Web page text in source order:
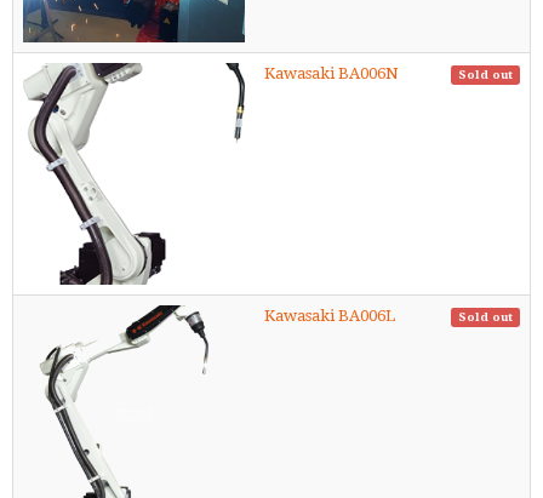
Kawasaki BA006N Sold out
Kawasaki BA006L Sold out